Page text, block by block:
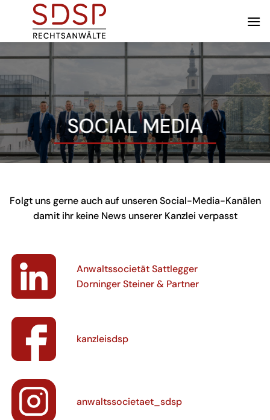
springen
SOCIAL MEDIA
Folgt uns gerne auch auf unseren Social-Media-Kanälen
damit ihr keine News unserer Kanzlei verpasst
Anwaltssocietät Sattlegger
Dorninger Steiner & Partner
kanzleisdsp
anwaltssocietaet_sdsp